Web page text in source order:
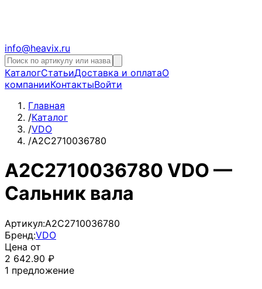
info@heavix.ru
КаталогСтатьиДоставка и оплатаО
компанииКонтактыВойти
Главная
/Каталог
/VDO
/A2C2710036780
A2C2710036780 VDO —
Сальник вала
Артикул:A2C2710036780
Бренд:VDO
Цена от
2 642.90 ₽
1 предложение